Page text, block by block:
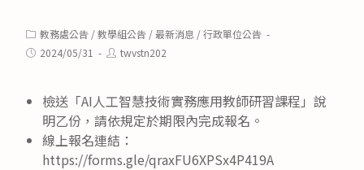
Post
category:
教務處公告 /教學組公告 /最新消息 /行政單位公告
Post2024/05/31
Posttwvstn202
檢送「AI人工智慧技術實務應用教師研習課程」說
明乙份，請依規定於期限內完成報名。
線上報名連結：
https://forms.gle/qraxFU6XPSx4P419A